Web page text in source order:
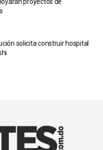
solicita construir hospital